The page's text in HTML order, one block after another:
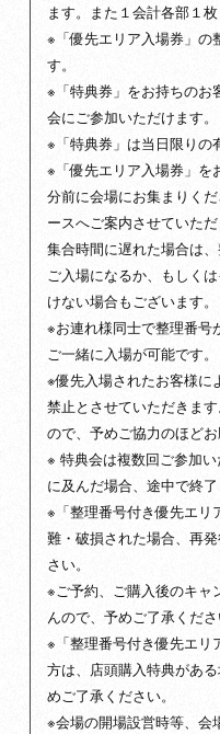
ます。また１会計各部１
※「優先エリア入場券」の
す。
※「特典券」をお持ちのお
会にご参加いただけます。
※「特典券」は当日限りの
※「優先エリア入場券」を
分前に会場にお集まりく
ースへご案内させていただ
集合時間に遅れた場合は
ご入場になるか、もしく
けない場合もございます。
※お連れ様同士で整理番号
ご一緒に入場が可能です。
※優先入場されたお客様に
禁止とさせていただきま
ので、予めご協力のほどお
※ 特典会は複数回ご参加
に及んだ場合、途中で終
※「整理番号付き優先エリ
難・破損された場合、再
さい。
※ご予約、ご購入後のキャ
んので、予めご了承くださ
※「整理番号付き優先エリ
方は、店頭購入特典があ
めご了承ください。
※会場の開場設営時等、会